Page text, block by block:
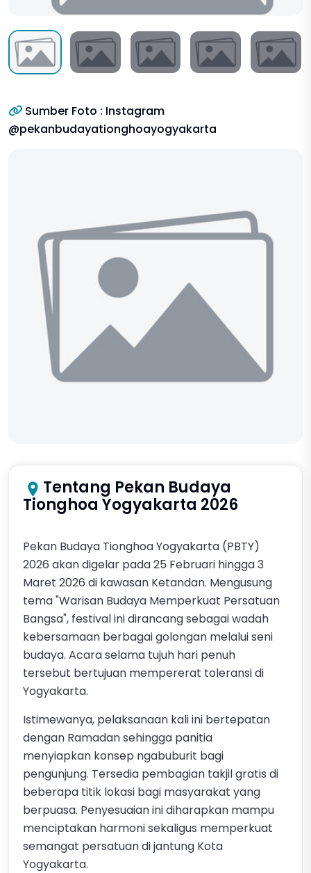
Sumber Foto : Instagram
@pekanbudayationghoayogyakarta
Tentang Pekan Budaya
Tionghoa Yogyakarta 2026
Pekan Budaya Tionghoa Yogyakarta (PBTY)
2026 akan digelar pada 25 Februari hingga 3
Maret 2026 di kawasan Ketandan. Mengusung
tema "Warisan Budaya Memperkuat Persatuan
Bangsa", festival ini dirancang sebagai wadah
kebersamaan berbagai golongan melalui seni
budaya. Acara selama tujuh hari penuh
tersebut bertujuan mempererat toleransi di
Yogyakarta.
Istimewanya, pelaksanaan kali ini bertepatan
dengan Ramadan sehingga panitia
menyiapkan konsep ngabuburit bagi
pengunjung. Tersedia pembagian takjil gratis di
beberapa titik lokasi bagi masyarakat yang
berpuasa. Penyesuaian ini diharapkan mampu
menciptakan harmoni sekaligus memperkuat
semangat persatuan di jantung Kota
Yogyakarta.